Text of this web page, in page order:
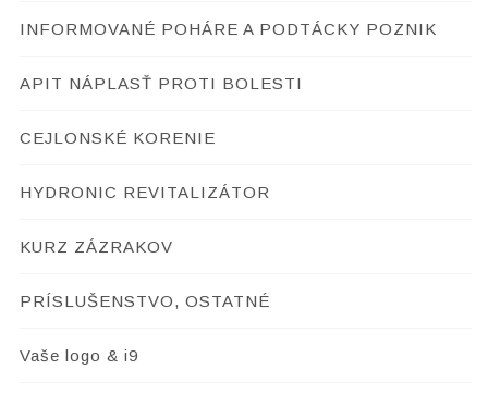
INFORMOVANÉ POHÁRE A PODTÁCKY POZNIK
APIT NÁPLASŤ PROTI BOLESTI
CEJLONSKÉ KORENIE
HYDRONIC REVITALIZÁTOR
KURZ ZÁZRAKOV
PRÍSLUŠENSTVO, OSTATNÉ
Vaše logo & i9